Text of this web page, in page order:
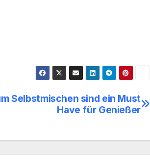
Selbstmischen sind ein Must
Have für Genießer